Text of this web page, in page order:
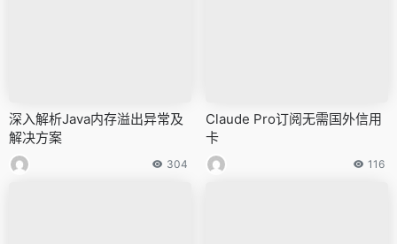
深入解析Java内存溢出异常及
解决方案
304
Claude Pro订阅无需国外信用
卡
116